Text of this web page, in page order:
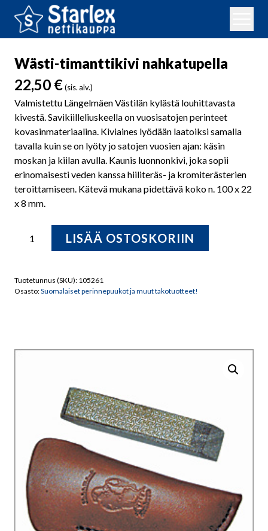
Wästi-timanttikivi nahkatupella
22,50 €(sis. alv.)
Valmistettu Längelmäen Västilän kylästä louhittavasta
kivestä. Savikiilleliuskeella on vuosisatojen perinteet
kovasinmateriaalina. Kiviaines lyödään laatoiksi samalla
tavalla kuin se on lyöty jo satojen vuosien ajan: käsin
moskan ja kiilan avulla. Kaunis luonnonkivi, joka sopii
erinomaisesti veden kanssa hiiliteräs- ja kromiterästerien
teroittamiseen. Kätevä mukana pidettävä koko n. 100 x 22
x 8 mm.
timanttikivi
LISÄÄ OSTOSKORIIN
Tuotetunnus (SKU): 105261
Osasto:Suomalaiset perinnepuukot ja muut takotuotteet!